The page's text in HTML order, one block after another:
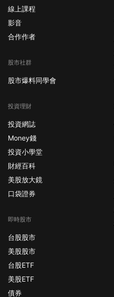
線上課程
影音
合作作者
股市社群
股市爆料同學會
投資理財
投資網誌
Money錢
投資小學堂
財經百科
美股放大鏡
口袋證券
即時股市
台股股市
美股股市
台股ETF
美股ETF
債券